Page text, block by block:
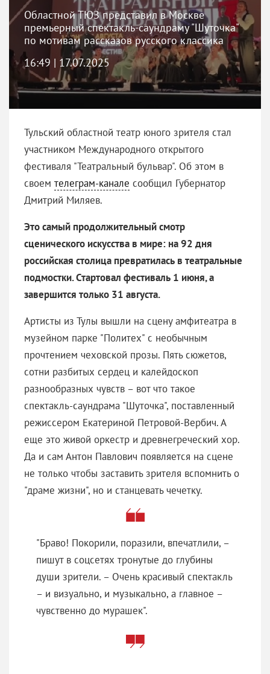
Областной ТЮЗ представил в Москве
премьерный спектакль-саундраму "Шуточка"
по мотивам рассказов русского классика
16:49 | 17.07.2025
Тульский областной театр юного зрителя стал
участником Международного открытого
фестиваля "Театральный бульвар". Об этом в
своем телеграм-канале сообщил Губернатор
Дмитрий Миляев.
Это самый продолжительный смотр
сценического искусства в мире: на 92 дня
российская столица превратилась в театральные
подмостки. Стартовал фестиваль 1 июня, а
завершится только 31 августа.
Артисты из Тулы вышли на сцену амфитеатра в
музейном парке "Политех" с необычным
прочтением чеховской прозы. Пять сюжетов,
сотни разбитых сердец и калейдоскоп
разнообразных чувств – вот что такое
спектакль-саундрама "Шуточка", поставленный
режиссером Екатериной Петровой-Вербич. А
еще это живой оркестр и древнегреческий хор.
Да и сам Антон Павлович появляется на сцене
не только чтобы заставить зрителя вспомнить о
"драме жизни", но и станцевать чечетку.
"Браво! Покорили, поразили, впечатлили, –
пишут в соцсетях тронутые до глубины
души зрители. – Очень красивый спектакль
– и визуально, и музыкально, а главное –
чувственно до мурашек".